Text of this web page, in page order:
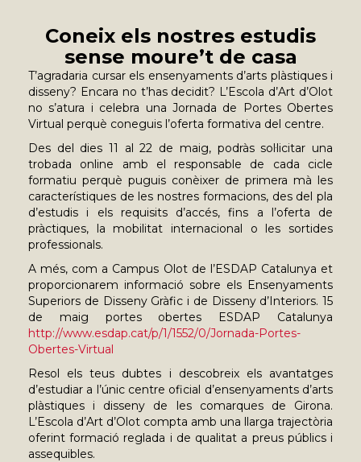
Coneix els nostres estudis
sense moure’t de casa
T’agradaria cursar els ensenyaments d’arts plàstiques i
disseny? Encara no t’has decidit? L’Escola d’Art d’Olot
no s’atura i celebra una Jornada de Portes Obertes
Virtual perquè coneguis l’oferta formativa del centre.
Des del dies 11 al 22 de maig, podràs sol·licitar una
trobada online amb el responsable de cada cicle
formatiu perquè puguis conèixer de primera mà les
característiques de les nostres formacions, des del pla
d’estudis i els requisits d’accés, fins a l’oferta de
pràctiques, la mobilitat internacional o les sortides
professionals.
A més, com a Campus Olot de l’ESDAP Catalunya et
proporcionarem informació sobre els Ensenyaments
Superiors de Disseny Gràfic i de Disseny d’Interiors. 15
de maig portes obertes ESDAP Catalunya
http://www.esdap.cat/p/1/1552/0/Jornada-Portes-
Obertes-Virtual
Resol els teus dubtes i descobreix els avantatges
d’estudiar a l’únic centre oficial d’ensenyaments d’arts
plàstiques i disseny de les comarques de Girona.
L’Escola d’Art d’Olot compta amb una llarga trajectòria
oferint formació reglada i de qualitat a preus públics i
assequibles.